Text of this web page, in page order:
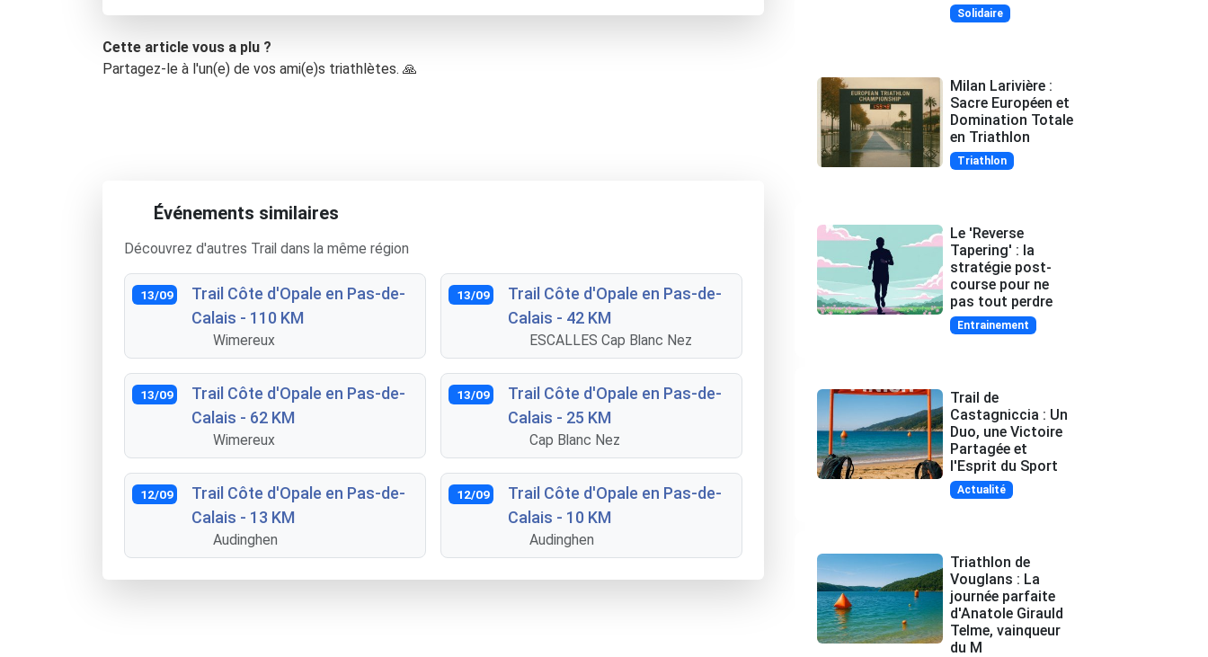
Cette article vous a plu ?
Partagez-le à l'un(e) de vos ami(e)s triathlètes. 🙏
Événements similaires
Découvrez d'autres Trail dans la même région
13/09
Trail Côte d'Opale en Pas-de-
Calais - 110 KM
Wimereux
13/09
Trail Côte d'Opale en Pas-de-
Calais - 42 KM
ESCALLES Cap Blanc Nez
13/09
Trail Côte d'Opale en Pas-de-
Calais - 62 KM
Wimereux
13/09
Trail Côte d'Opale en Pas-de-
Calais - 25 KM
Cap Blanc Nez
12/09
Trail Côte d'Opale en Pas-de-
Calais - 13 KM
Audinghen
12/09
Trail Côte d'Opale en Pas-de-
Calais - 10 KM
Audinghen
Solidaire
Milan Larivière :
Sacre Européen et
Domination Totale
en Triathlon
Triathlon
Le 'Reverse
Tapering' : la
stratégie post-
course pour ne
pas tout perdre
Entrainement
Trail de
Castagniccia : Un
Duo, une Victoire
Partagée et
l'Esprit du Sport
Actualité
Triathlon de
Vouglans : La
journée parfaite
d'Anatole Girauld
Telme, vainqueur
du M